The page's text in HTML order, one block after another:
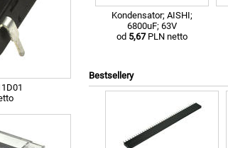
Kondensator; AISHI;
6800uF; 63V
od 5,67PLN netto
Bestsellery